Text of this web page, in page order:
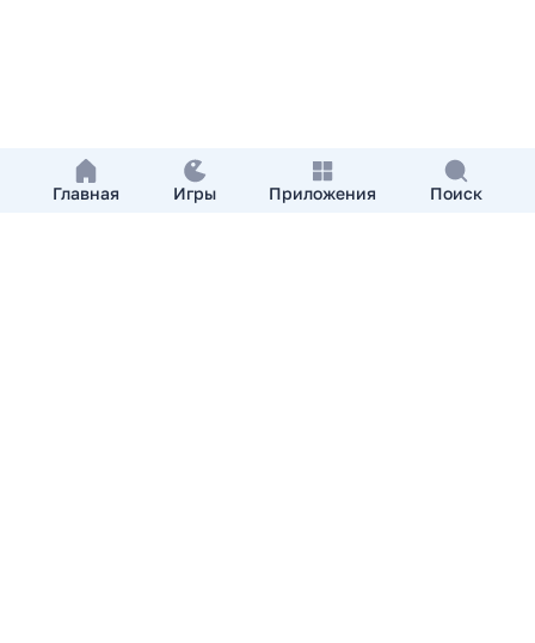
Главная Игры Приложения Поиск